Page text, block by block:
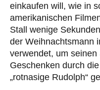
einkaufen will, wie in
amerikanischen
Stall wenige
der Weihnachtsmann
verwendet, um seinen
Geschenken durch
„rotnasige Rudolph“